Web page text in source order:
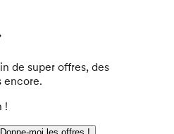
de super offres, des
encore.
!